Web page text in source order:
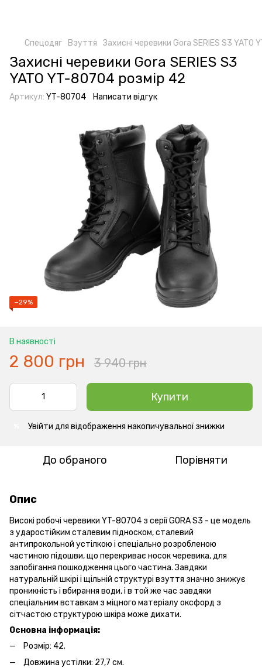
Спецодяг Взуття Захисні черевики Gora SERIES S3 YATO
Захисні черевики Gora SERIES S3
YATO YT-80704 розмір 42
Артикул: YT-80704 Написати відгук
−29%
В наявності
2 800 грн 3 940 грн
Купити
Увійти для відображення накопичувальної знижки
До обраного Порівняти
Опис
Високі робочі черевики YT-80704 з серії GORA S3 - це модель
з ударостійким сталевим підноском, сталевий
антипрокольной устілкою і спеціально розробленою
частиною підошви, що перекриває носок черевика, для
запобігання пошкодження цього частина. Завдяки
натуральній шкірі і щільній структурі взуття значно знижує
проникність і вбирання води, і в той же час завдяки
спеціальним вставкам з міцного матеріалу оксфорд з
сітчастою структурою шкіра може дихати.
Основна інформація:
Розмір: 42.
Довжина устілки: 27,7 см.